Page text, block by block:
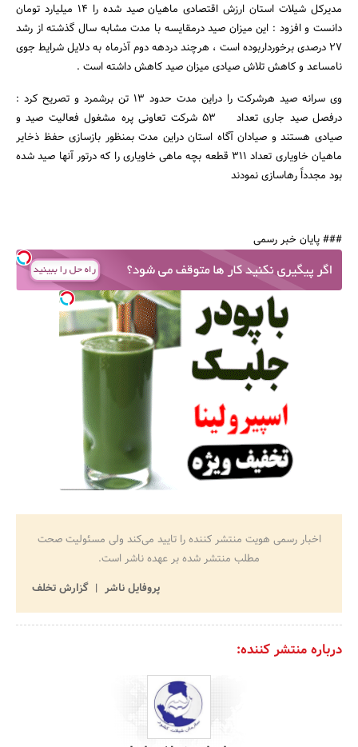
جستجو
مدیرکل شیلات استان ارزش اقتصادی ماهیان صید شده را 14 میلیارد تومان
دانست و افزود : این میزان صید درمقایسه با مدت مشابه سال گذشته از رشد
27 درصدی برخورداربوده است ، هرچند دردهه دوم آذرماه به دلایل شرایط جوی
نامساعد و کاهش تلاش صیادی میزان صید کاهش داشته است .
وی سرانه صید هرشرکت را دراین مدت حدود 13 تن برشمرد و تصریح کرد :
درفصل صید جاری تعداد 53 شرکت تعاونی پره مشغول فعالیت صید و
صیادی هستند و صیادان آگاه استان دراین مدت بمنظور بازسازی حفظ ذخایر
ماهیان خاویاری تعداد 311 قطعه بچه ماهی خاویاری را که درتور آنها صید شده
بود مجدداً رهاسازی نمودند
### پایان خبر رسمی
اخبار رسمی هویت منتشر کننده را تایید می‌کند ولی مسئولیت صحت
مطلب منتشر شده بر عهده ناشر است.
پروفایل ناشر
گزارش تخلف
درباره منتشر کننده: